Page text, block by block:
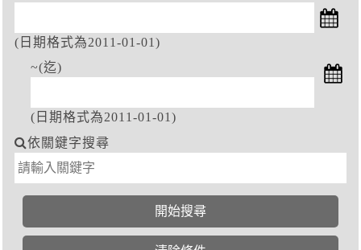
(日期格式為2011-01-01)
~(迄)
(日期格式為2011-01-01)
依關鍵字搜尋